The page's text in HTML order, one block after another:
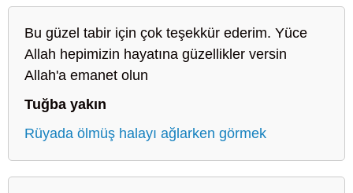
Bu güzel tabir için çok teşekkür ederim. Yüce
Allah hepimizin hayatına güzellikler versin
Allah'a emanet olun
Tuğba yakın
Rüyada ölmüş halayı ağlarken görmek